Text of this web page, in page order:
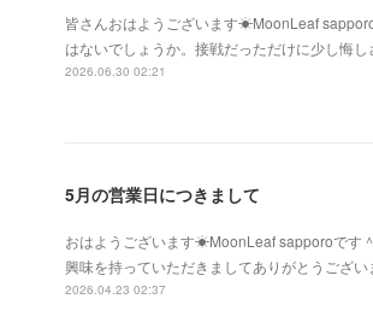
皆さんおはようございます☀MoonLeaf
はないでしょうか。接戦だっただけに少し悔
2026.06.30 02:21
5月の営業日につきまして
おはようございます☀MoonLeaf sapporoです
興味を持っていただきましてありがとうござ
2026.04.23 02:37